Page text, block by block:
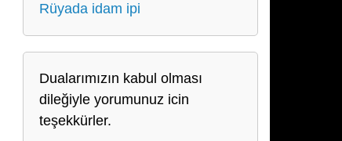
Rüyada idam ipi
Dualarımızın kabul olması
dileğiyle yorumunuz icin
teşekkürler.